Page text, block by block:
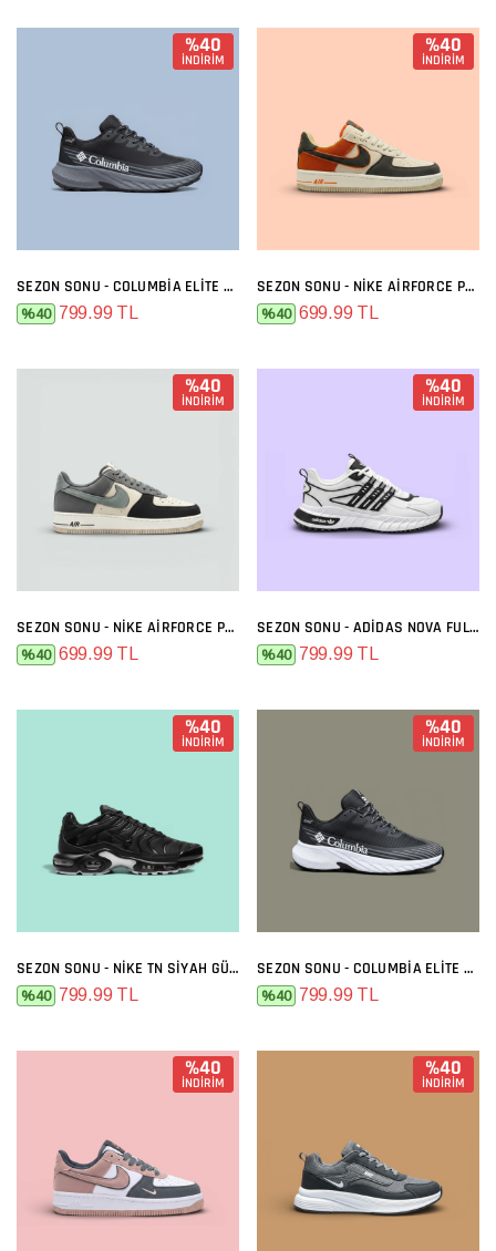
%40
İNDİRİM
SEZON SONU - COLUMBIA ELITE SIYAH FÜME
%40 799.99 TL
%40
İNDİRİM
SEZON SONU - NIKE AIRFORCE PREMIUM BEJ FÜME TURUNCU
%40 699.99 TL
%40
İNDİRİM
SEZON SONU - NIKE AIRFORCE PREMIUM BEJ FÜME
%40 699.99 TL
%40
İNDİRİM
SEZON SONU - ADIDAS NOVA FULL BEYAZ
%40 799.99 TL
%40
İNDİRİM
SEZON SONU - NIKE TN SIYAH GÜMÜŞ
%40 799.99 TL
%40
İNDİRİM
SEZON SONU - COLUMBIA ELITE SIYAH BEYAZ
%40 799.99 TL
%40
İNDİRİM
%40
İNDİRİM